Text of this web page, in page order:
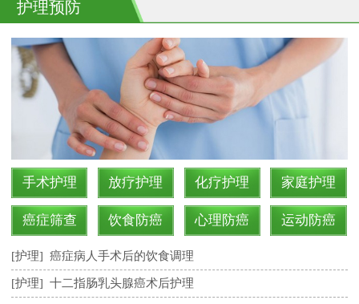
护理预防
手术护理 放疗护理 化疗护理 家庭护理
癌症筛查 饮食防癌 心理防癌 运动防癌
[护理] 癌症病人手术后的饮食调理
[护理] 十二指肠乳头腺癌术后护理